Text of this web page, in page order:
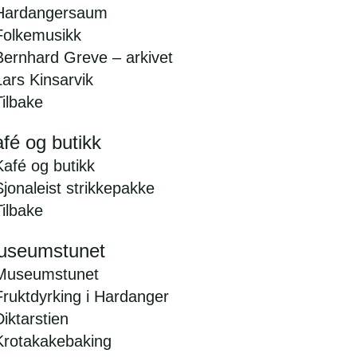
Greve – arkivet
Kinsarvik
og butikk
og butikk
strikkepakke
i Hardanger